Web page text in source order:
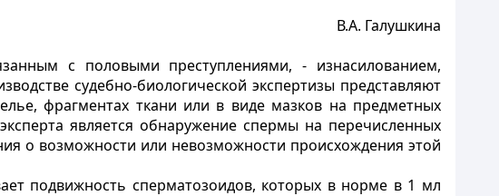
В.А. Галушкина
с половыми преступлениями, - изнасилованием,
судебно-биологической экспертизы представляют
фрагментах ткани или в виде мазков на предметных
является обнаружение спермы на перечисленных
о возможности или невозможности происхождения этой
подвижность сперматозоидов, которых в норме в 1 мл